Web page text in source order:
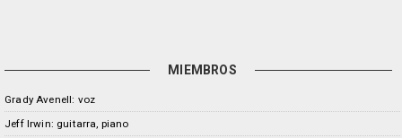
MIEMBROS
Grady Avenell: voz
Jeff Irwin: guitarra, piano